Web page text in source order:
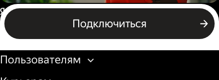
Пеший курьер
Подключиться
Россия
Бизнесу
Пользователям